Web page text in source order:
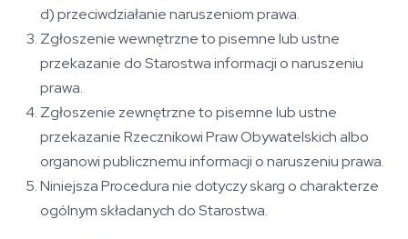
d) przeciwdziałanie naruszeniom prawa.
Zgłoszenie wewnętrzne to pisemne lub ustne
przekazanie do Starostwa informacji o naruszeniu
prawa.
Zgłoszenie zewnętrzne to pisemne lub ustne
przekazanie Rzecznikowi Praw Obywatelskich albo
organowi publicznemu informacji o naruszeniu prawa.
Niniejsza Procedura nie dotyczy skarg o charakterze
ogólnym składanych do Starostwa.